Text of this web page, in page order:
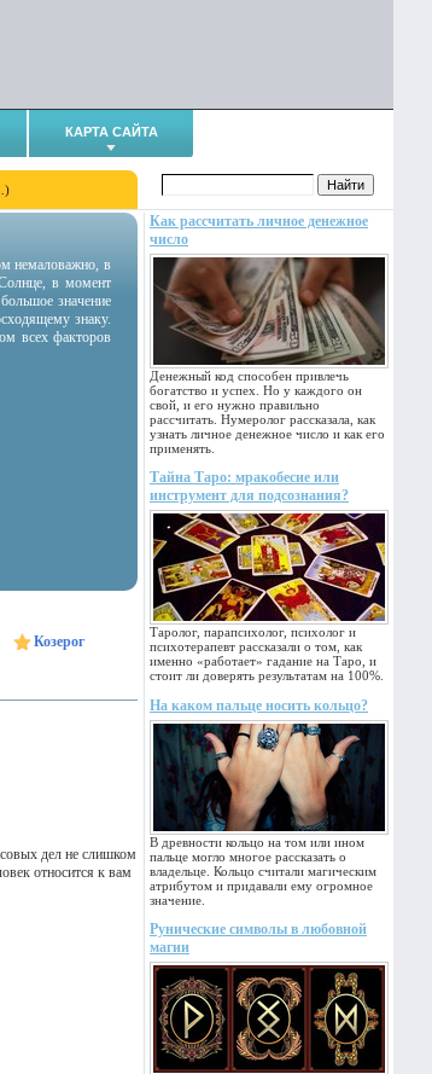
КАРТА САЙТА
Как рассчитать личное денежное
число
Денежный код способен привлечь
богатство и успех. Но у каждого он
свой, и его нужно правильно
рассчитать. Нумеролог рассказала, как
узнать личное денежное число и как его
применять.
Тайна Таро: мракобесие или
инструмент для подсознания?
Таролог, парапсихолог, психолог и
психотерапевт рассказали о том, как
именно «работает» гадание на Таро, и
стоит ли доверять результатам на 100%.
На каком пальце носить кольцо?
В древности кольцо на том или ином
пальце могло многое рассказать о
владельце. Кольцо считали магическим
атрибутом и придавали ему огромное
значение.
Рунические символы в любовной
магии
немаловажно, в
в момент
значение
знаку.
всех факторов
Козерог
дел не слишком
относится к вам